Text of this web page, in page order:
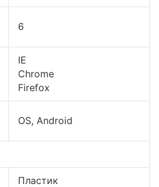
6
IE
Chrome
Firefox
OS, Android
Пластик